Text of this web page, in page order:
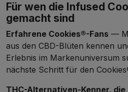
Für wen die Infused
gemacht sind
Erfahrene Cookies®-Fans —
aus den CBD-Blüten kennen
Erlebnis im Markenuniversum
nächste Schritt für den
THC-Alternativen-Kenner, die